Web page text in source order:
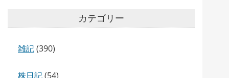
カテゴリー
雑記(390)
株日記(54)